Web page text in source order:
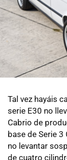
Tal vez hayáis
serie E30 no
Cabrio de
base de Serie
no levantar
de cuatro